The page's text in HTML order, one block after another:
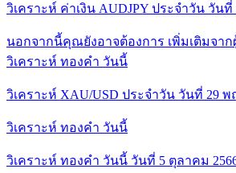
วิเคราะห์ ค่าเงิน AUDJPY ประจำวัน วัน
นอกจากนี้คุณยังอาจต้องการ เพิ่มเติมจาก
วิเคราะห์ ทองคำ วันนี้
วิเคราะห์ XAU/USD ประจำวัน วันที่ 29 พ
วิเคราะห์ ทองคำ วันนี้
วิเคราะห์ ทองคำ วันนี้ วันที่ 5 ตุลาคม